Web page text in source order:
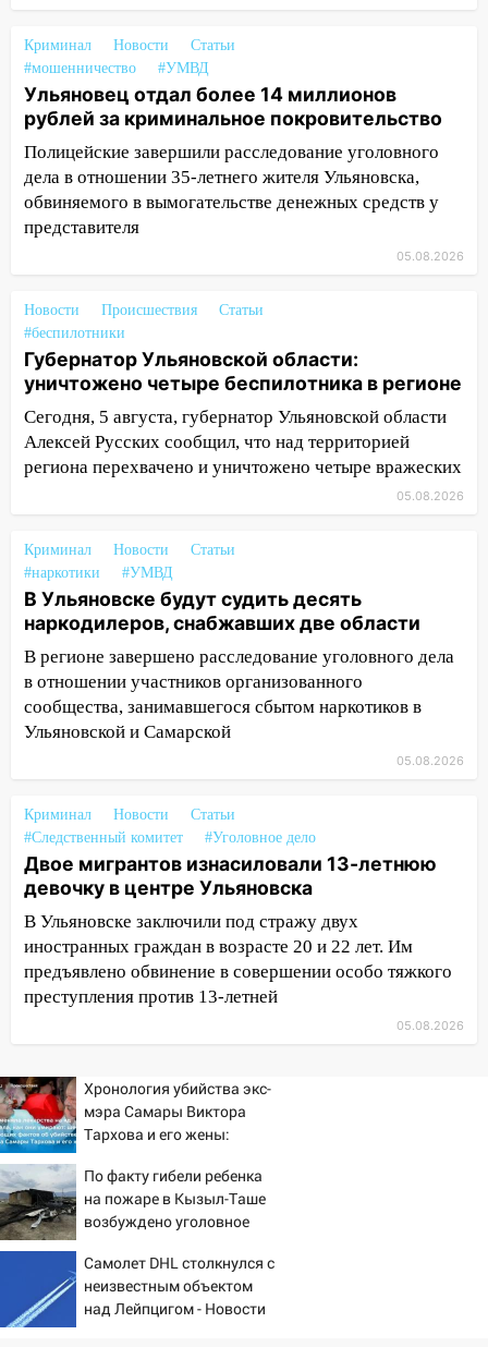
Симбирской епархии
15:45
Жителям села Тагай больше не
придётся ездить в райцентр ради сдачи
анализов
15:30 После жалобы прокурору на
улице Льва Толстого в Старой Майне
восстановили освещение
За неделю ульяновские спасатели
14:40
Житель Димитровграда поверил в
«посылку от дочери» и лишился более 3
миллионов рублей
14:30
Застолье закончилось кражей:
ульяновец перевёл себе деньги с карты
знакомого
За неделю в Ульяновской области
13:54
Хотел «подарить жене машину»,
но едва не отдал мошенникам 530
тысяч рублей
13:30 Пять встреч и почти 5 млн рублей:
ульяновский пенсионер отдал деньги
курьеру мошенников
13:16 На Московском шоссе Opel не
13:01
В Засвияжье Skoda сбила
женщину на пешеходном переходе
12:49 В Заволжье Hyundai сбил 68-
летнюю женщину на пешеходном
переходе
12:40 В Новой Малыкле Mitsubishi сбил
велосипедиста на перекрёстке
расчищать ливнёвки
10:40
Новый мост через Свиягу в
Ульяновске планируют открыть к
сентябрю
10:25
Курьер мошенников из Казани
забрал у пенсионерки из
Димитровграда более 1,1 млн рублей
10:01
В Заволжском районе Ульяновска
загорелся легковой автомобиль
Криминал Новости
Статьи
#мошенничество
#УМВД
Ульяновец отдал более 14 миллионов
рублей за криминальное покровительство
Полицейские завершили расследование уголовного
дела в отношении 35-летнего жителя Ульяновска,
обвиняемого в вымогательстве денежных средств у
представителя
05.08.2026
Новости Происшествия
Статьи
#беспилотники
Губернатор Ульяновской области:
уничтожено четыре беспилотника в регионе
Сегодня, 5 августа, губернатор Ульяновской области
Алексей Русских сообщил, что над территорией
региона перехвачено и уничтожено четыре вражеских
05.08.2026
Криминал Новости
Статьи
#наркотики
#УМВД
В Ульяновске будут судить десять
наркодилеров, снабжавших две области
В регионе завершено расследование уголовного дела
в отношении участников организованного
сообщества, занимавшегося сбытом наркотиков в
Ульяновской и Самарской
05.08.2026
Криминал Новости
Статьи
#Следственный комитет
#Уголовное дело
Двое мигрантов изнасиловали 13-летнюю
девочку в центре Ульяновска
В Ульяновске заключили под стражу двух
иностранных граждан в возрасте 20 и 22 лет. Им
предъявлено обвинение в совершении особо тяжкого
преступления против 13-летней
05.08.2026
Хронология убийства экс-
мэра Самары Виктора
Тархова и его жены:
фактов, новые
подробности
По факту гибели ребенка
на пожаре в Кызыл-Таше
возбуждено уголовное
Самолет DHL столкнулся с
неизвестным объектом
над Лейпцигом - Новости